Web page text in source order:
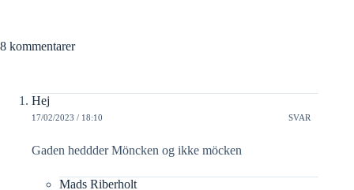
8 kommentarer
Hej
17/02/2023 / 18:10 SVAR
Gaden heddder Möncken og ikke möcken
Mads Riberholt